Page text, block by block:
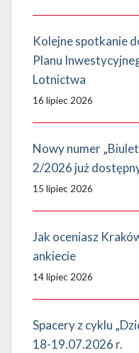
Kolejne spotkanie
Planu
Lotnictwa
16 lipiec 2026
Nowy numer
2/2026 już
15 lipiec 2026
Jak oceniasz
ankiecie
14 lipiec 2026
Spacery z cyklu
18-19.07.2026 r.